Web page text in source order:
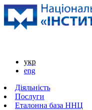
укр
eng
Діяльність
Послуги
Еталонна база ННЦ